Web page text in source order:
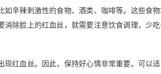
辛辣刺激性的食物、酒类、咖啡等。这些食
除脸上的红血丝，就需要注意饮食调理，少
红血丝。因此，保持好心情非常重要。可以